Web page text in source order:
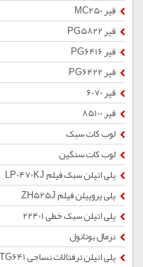
قیر MC250
قیر PG5822
قیر PG6416
قیر PG6422
قیر 6070
قیر 85100
لوب کات سبک
لوب کات سنگین
پلی اتیلن سبک فیلم LP0470KJ
پلی پروپیلن فیلم ZH525J
پلی اتیلن سبک خطی 22401
نرمال بوتانول
پلی اتیلن ترفتالات نساجی Super Bright TG641